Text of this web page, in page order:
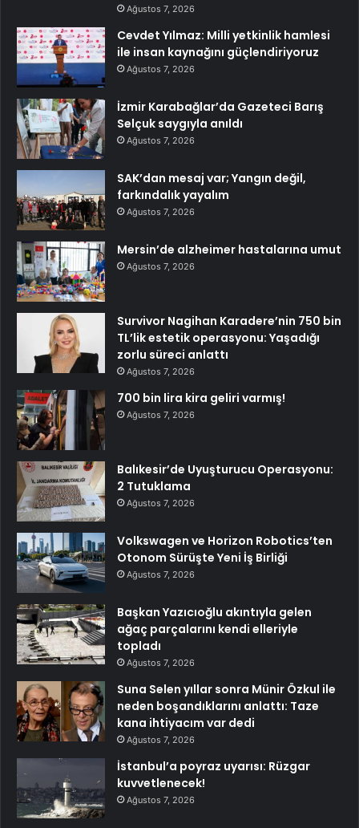
Ağustos 7, 2026
Cevdet Yılmaz: Milli yetkinlik hamlesi
ile insan kaynağını güçlendiriyoruz
Ağustos 7, 2026
İzmir Karabağlar’da Gazeteci Barış
Selçuk saygıyla anıldı
Ağustos 7, 2026
SAK’dan mesaj var; Yangın değil,
farkındalık yayalım
Ağustos 7, 2026
Mersin’de alzheimer hastalarına umut
Ağustos 7, 2026
Survivor Nagihan Karadere’nin 750 bin
TL’lik estetik operasyonu: Yaşadığı
zorlu süreci anlattı
Ağustos 7, 2026
700 bin lira kira geliri varmış!
Ağustos 7, 2026
Balıkesir’de Uyuşturucu Operasyonu:
2 Tutuklama
Ağustos 7, 2026
Volkswagen ve Horizon Robotics’ten
Otonom Sürüşte Yeni İş Birliği
Ağustos 7, 2026
Başkan Yazıcıoğlu akıntıyla gelen
ağaç parçalarını kendi elleriyle
topladı
Ağustos 7, 2026
Suna Selen yıllar sonra Münir Özkul ile
neden boşandıklarını anlattı: Taze
kana ihtiyacım var dedi
Ağustos 7, 2026
İstanbul’a poyraz uyarısı: Rüzgar
kuvvetlenecek!
Ağustos 7, 2026